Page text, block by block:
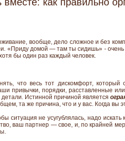
вообще, дело сложное и без
«Приду домой — там ты сидишь» -
бы один раз каждый человек.
что весь тот дискомфорт,
привычки, порядки, расставленные
Истинной причиной является
та же причина, что и у вас. Когда вы
ситуация не усугублялась, надо
ваш партнер — свое, и, по крайней